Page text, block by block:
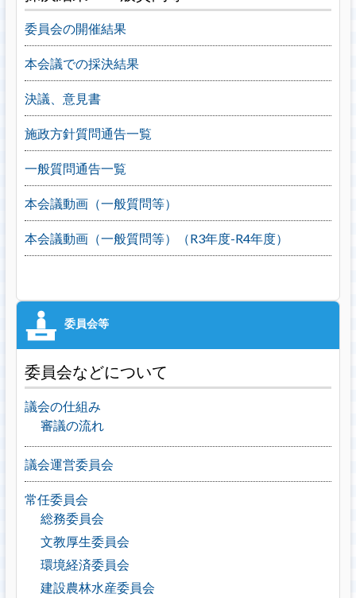
委員会の開催結果
本会議での採決結果
決議、意見書
施政方針質問通告一覧
一般質問通告一覧
本会議動画（一般質問等）
本会議動画（一般質問等）（R3年度-R4年度）
委員会などについて
議会の仕組み
審議の流れ
議会運営委員会
常任委員会
総務委員会
文教厚生委員会
環境経済委員会
建設農林水産委員会